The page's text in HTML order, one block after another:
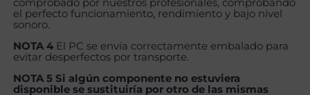
comprobado por nuestros profesionales, comprobando
el perfecto funcionamiento, rendimiento y bajo nivel
sonoro.
NOTA 4 El PC se envía correctamente embalado para
evitar desperfectos por transporte.
NOTA 5 Si algún componente no estuviera
disponible se sustituiría por otro de las mismas